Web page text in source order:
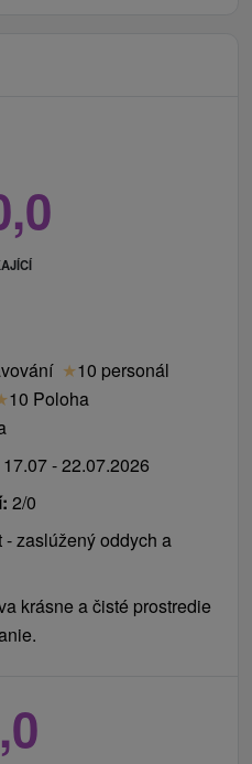
★10 personál
10 Poloha
17.07 - 22.07.2026
2/0
- zaslúžený oddych a
krásne a čisté prostredie